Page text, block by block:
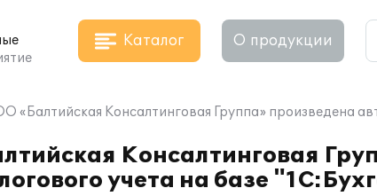
Каталог О продукции
«Балтийская Консалтинговая Группа» произведена
Консалтинговая
учета на базе